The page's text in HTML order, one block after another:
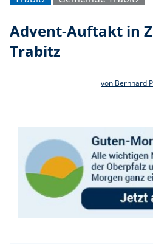
Advent-Auftakt in
Trabitz
von Bernhard